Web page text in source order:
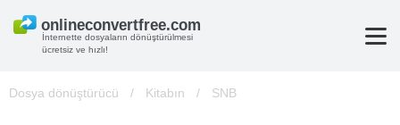
İnternette dosyaların dönüştürülmesi
ücretsiz ve hızlı!
Dosya dönüştürücü / Kitabın / SNB